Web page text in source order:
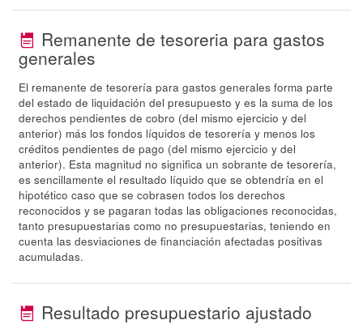
Remanente de tesoreria para gastos
generales
El remanente de tesorería para gastos generales forma parte
del estado de liquidación del presupuesto y es la suma de los
derechos pendientes de cobro (del mismo ejercicio y del
anterior) más los fondos líquidos de tesorería y menos los
créditos pendientes de pago (del mismo ejercicio y del
anterior). Esta magnitud no significa un sobrante de tesorería,
es sencillamente el resultado líquido que se obtendría en el
hipotético caso que se cobrasen todos los derechos
reconocidos y se pagaran todas las obligaciones reconocidas,
tanto presupuestarias como no presupuestarias, teniendo en
cuenta las desviaciones de financiación afectadas positivas
acumuladas.
Resultado presupuestario ajustado